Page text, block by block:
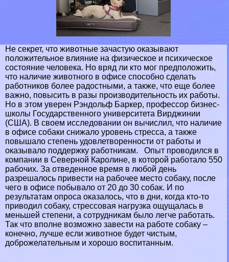
Не секрет, что животные зачастую оказывают
положительное влияние на физическое и психическое
состояние человека. Но вряд ли кто мог предположить,
что наличие животного в офисе способно сделать
работников более радостными, а также, что еще более
важно, повысить в разы производительность их работы.
Но в этом уверен Рэндольф Баркер, профессор бизнес-
школы Государственного университета Вирджинии
(США). В своем исследовании он вычислил, что наличие
в офисе собаки снижало уровень стресса, а также
повышало степень удовлетворенности от работы и
оказывало поддержку работникам. Опыт проводился в
компании в Северной Каролине, в которой работало 550
рабочих. За отведенное время в любой день
разрешалось привести на рабочее место собаку, после
чего в офисе побывало от 20 до 30 собак. И по
результатам опроса оказалось, что в дни, когда кто-то
приводил собаку, стрессовая нагрузка ощущалась в
меньшей степени, а сотрудникам было легче работать.
Так что вполне возможно завести на работе собаку –
конечно, лучше если животное будет чистым,
доброжелательным и хорошо воспитанным.